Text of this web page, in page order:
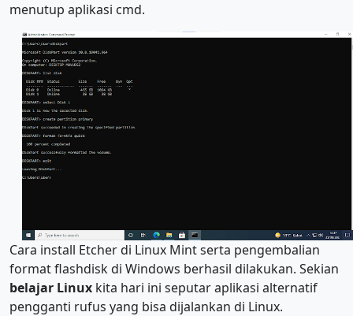
menutup aplikasi cmd.
Cara install Etcher di Linux Mint serta pengembalian
format flashdisk di Windows berhasil dilakukan. Sekian
belajar Linux kita hari ini seputar aplikasi alternatif
pengganti rufus yang bisa dijalankan di Linux.